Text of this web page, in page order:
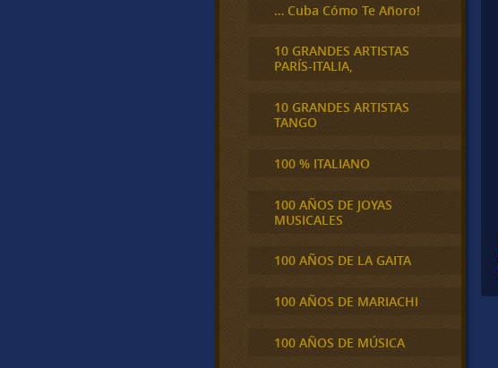
… Cuba Cómo Te Añoro!
10 GRANDES ARTISTAS
PARÍS-ITALIA,
10 GRANDES ARTISTAS
TANGO
100 % ITALIANO
100 AÑOS DE JOYAS
MUSICALES
100 AÑOS DE LA GAITA
100 AÑOS DE MARIACHI
100 AÑOS DE MÚSICA